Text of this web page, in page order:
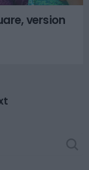
version